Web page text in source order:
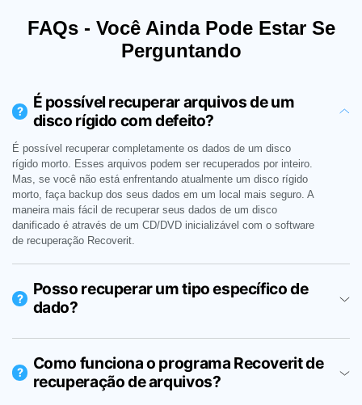
FAQs - Você Ainda Pode Estar Se
Perguntando
?
É possível recuperar arquivos de um
disco rígido com defeito?
É possível recuperar completamente os dados de um disco
rígido morto. Esses arquivos podem ser recuperados por inteiro.
Mas, se você não está enfrentando atualmente um disco rígido
morto, faça backup dos seus dados em um local mais seguro. A
maneira mais fácil de recuperar seus dados de um disco
danificado é através de um CD/DVD inicializável com o software
de recuperação Recoverit.
?
Posso recuperar um tipo específico de
dado?
?
Como funciona o programa Recoverit de
recuperação de arquivos?